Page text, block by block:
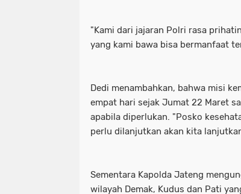
"Kami dari jajaran Polri rasa
yang kami bawa bisa bermanfaat
Dedi menambahkan, bahwa misi
empat hari sejak Jumat 22 Maret
apabila diperlukan. "Posko
perlu dilanjutkan akan kita
Sementara Kapolda Jateng
wilayah Demak, Kudus dan Pati